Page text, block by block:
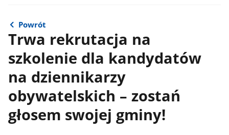
Powrót
Trwa rekrutacja na
szkolenie dla kandydatów
na dziennikarzy
obywatelskich – zostań
głosem swojej gminy!